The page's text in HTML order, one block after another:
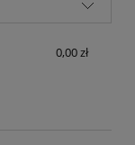
0,00 zł